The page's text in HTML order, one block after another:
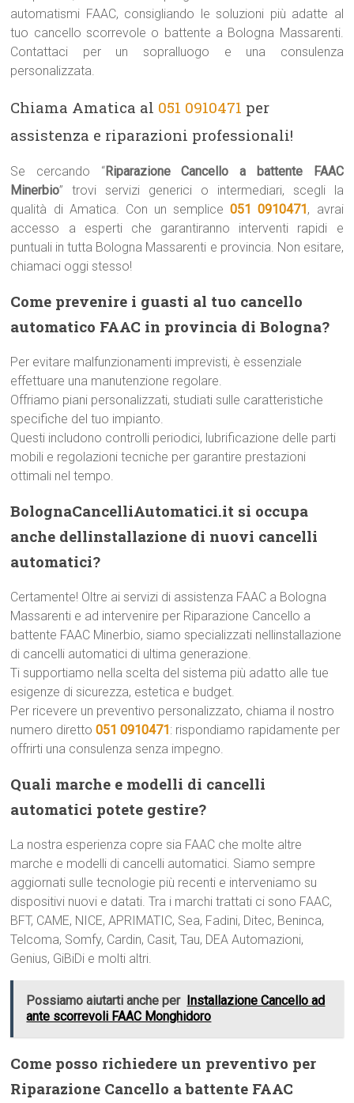
automatismi FAAC, consigliando le soluzioni più adatte al
tuo cancello scorrevole o battente a Bologna Massarenti.
Contattaci per un sopralluogo e una consulenza
personalizzata.
Chiama Amatica al 051 0910471 per
assistenza e riparazioni professionali!
Se cercando “Riparazione Cancello a battente FAAC
Minerbio” trovi servizi generici o intermediari, scegli la
qualità di Amatica. Con un semplice051 0910471, avrai
accesso a esperti che garantiranno interventi rapidi e
puntuali in tutta Bologna Massarenti e provincia. Non esitare,
chiamaci oggi stesso!
Come prevenire i guasti al tuo cancello
automatico FAAC in provincia di Bologna?
Per evitare malfunzionamenti imprevisti, è essenziale
effettuare una manutenzione regolare.
Offriamo piani personalizzati, studiati sulle caratteristiche
specifiche del tuo impianto.
Questi includono controlli periodici, lubrificazione delle parti
mobili e regolazioni tecniche per garantire prestazioni
ottimali nel tempo.
BolognaCancelliAutomatici.it si occupa
anche dellinstallazione di nuovi cancelli
automatici?
Certamente! Oltre ai servizi di assistenza FAAC a Bologna
Massarenti e ad intervenire per Riparazione Cancello a
battente FAAC Minerbio, siamo specializzati nellinstallazione
di cancelli automatici di ultima generazione.
Ti supportiamo nella scelta del sistema più adatto alle tue
esigenze di sicurezza, estetica e budget.
Per ricevere un preventivo personalizzato, chiama il nostro
numero diretto051 0910471: rispondiamo rapidamente per
offrirti una consulenza senza impegno.
Quali marche e modelli di cancelli
automatici potete gestire?
La nostra esperienza copre sia FAAC che molte altre
marche e modelli di cancelli automatici. Siamo sempre
aggiornati sulle tecnologie più recenti e interveniamo su
dispositivi nuovi e datati. Tra i marchi trattati ci sono FAAC,
BFT, CAME, NICE, APRIMATIC, Sea, Fadini, Ditec, Beninca,
Telcoma, Somfy, Cardin, Casit, Tau, DEA Automazioni,
Genius, GiBiDi e molti altri.
Possiamo aiutarti anche per Installazione Cancello ad
ante scorrevoli FAAC Monghidoro
Come posso richiedere un preventivo per
Riparazione Cancello a battente FAAC